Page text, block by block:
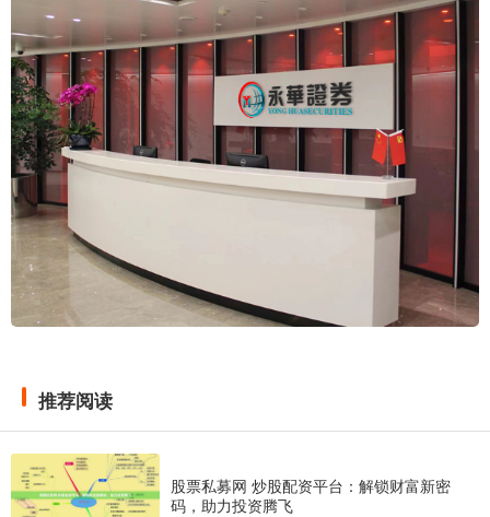
推荐阅读
股票私募网 炒股配资平台：解锁财富新密
码，助力投资腾飞